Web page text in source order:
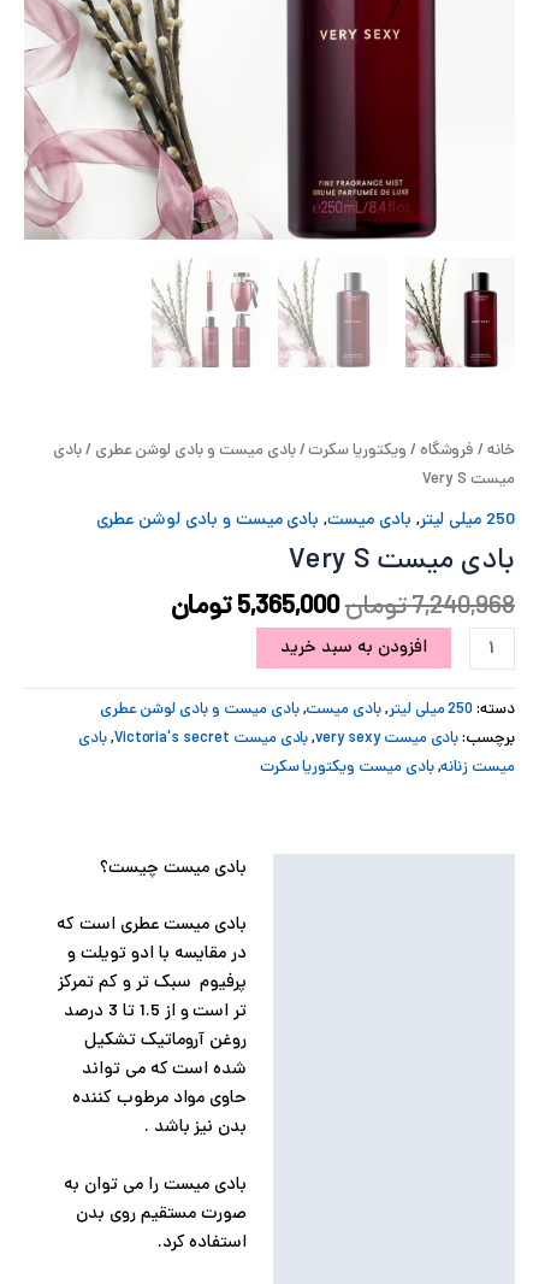
خانه/فروشگاه/ویکتوریا سکرت/بادی میست و بادی لوشن عطری/ بادی
میست Very S
250 میلی لیتر , بادی میست, بادی میست و بادی لوشن عطری
بادی میست Very S
7,240,968تومان5,365,000تومان
افزودن به سبد خرید
دسته:250 میلی لیتر ,بادی میست,بادی میست و بادی لوشن عطری
برچسب:بادی میست very sexy ,بادی میست Victoria's secret ,بادی
میست زنانه,بادی میست ویکتوریا سکرت
بادی میست چیست؟
بادی میست عطری است که
در مقایسه با ادو تویلت و
پرفیوم سبک تر و کم تمرکز
تر است و از 1.5 تا 3 درصد
روغن آروماتیک تشکیل
شده است که می تواند
حاوی مواد مرطوب کننده
بدن نیز باشد .
بادی میست را می توان به
صورت مستقیم روی بدن
استفاده کرد.